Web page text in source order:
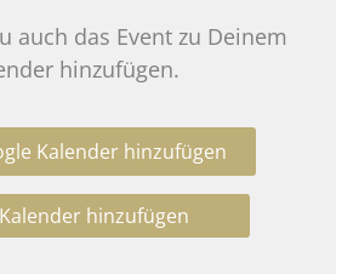
auch das Event zu Deinem
hinzufügen.
Kalender hinzufügen
hinzufügen